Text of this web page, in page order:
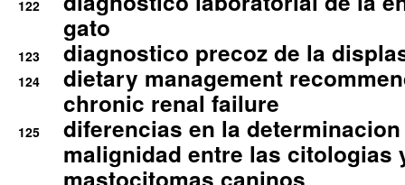
122
gato
123 diagnostico precoz de la
124
dietary management
chronic renal failure
125
diferencias en la
malignidad entre las citologias
mastocitomas caninos